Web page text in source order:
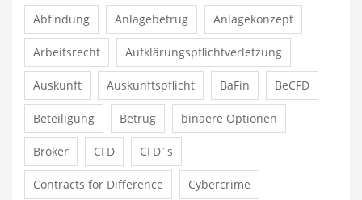
Abfindung Anlagebetrug Anlagekonzept
Arbeitsrecht Aufklärungspflichtverletzung
Auskunft Auskunftspflicht BaFin BeCFD
Beteiligung Betrug binaere Optionen
Broker CFD CFD´s
Contracts for Difference Cybercrime